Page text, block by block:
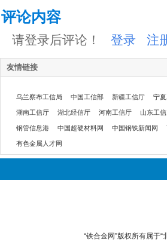
评论内容
请登录后评论！ 登录 注
友情链接
乌兰察布工信局 中国工信部 新疆工信厅 宁
湖南工信厅 湖北经信厅 河南工信厅 山东工
钢管信息港 中国超硬材料网 中国钢铁新闻网
有色金属人才网
“铁合金网”版权所有属于